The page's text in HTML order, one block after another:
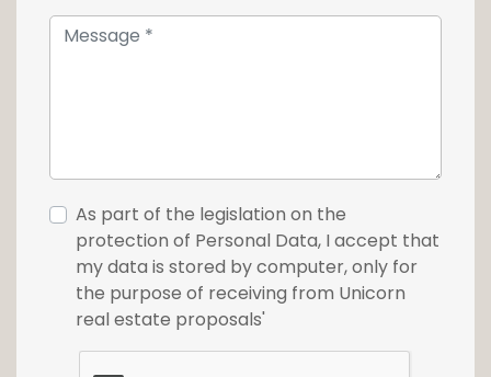
As part of the legislation on the
protection of Personal Data, I accept that
my data is stored by computer, only for
the purpose of receiving from Unicorn
real estate proposals'